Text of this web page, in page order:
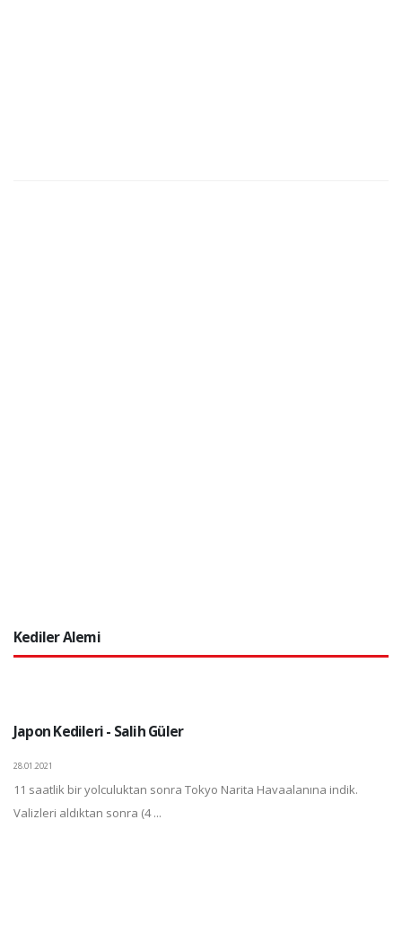
Kediler Alemi
Japon Kedileri - Salih Güler
28.01.2021
11 saatlik bir yolculuktan sonra Tokyo Narita Havaalanına indik.
Valizleri aldıktan sonra (4 ...